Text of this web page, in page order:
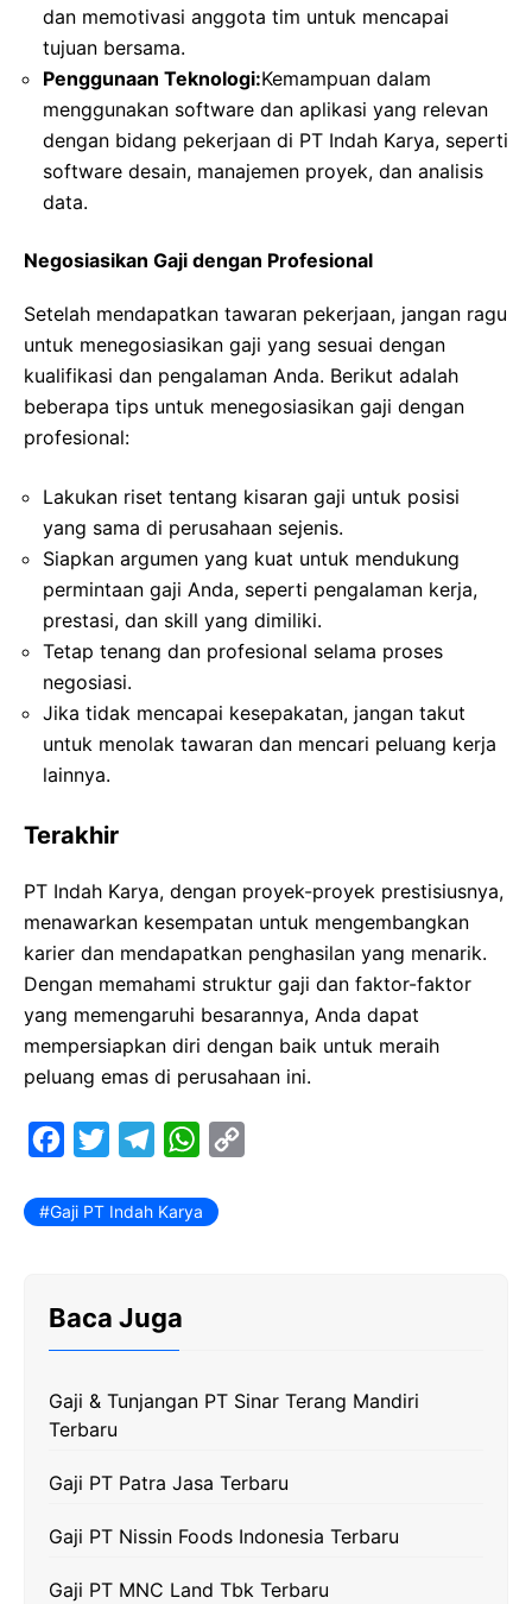
dan memotivasi anggota tim untuk mencapai
tujuan bersama.
Penggunaan Teknologi:Kemampuan dalam
menggunakan software dan aplikasi yang relevan
dengan bidang pekerjaan di PT Indah Karya, seperti
software desain, manajemen proyek, dan analisis
data.
Negosiasikan Gaji dengan Profesional
Setelah mendapatkan tawaran pekerjaan, jangan ragu
untuk menegosiasikan gaji yang sesuai dengan
kualifikasi dan pengalaman Anda. Berikut adalah
beberapa tips untuk menegosiasikan gaji dengan
profesional:
Lakukan riset tentang kisaran gaji untuk posisi
yang sama di perusahaan sejenis.
Siapkan argumen yang kuat untuk mendukung
permintaan gaji Anda, seperti pengalaman kerja,
prestasi, dan skill yang dimiliki.
Tetap tenang dan profesional selama proses
negosiasi.
Jika tidak mencapai kesepakatan, jangan takut
untuk menolak tawaran dan mencari peluang kerja
lainnya.
Terakhir
PT Indah Karya, dengan proyek-proyek prestisiusnya,
menawarkan kesempatan untuk mengembangkan
karier dan mendapatkan penghasilan yang menarik.
Dengan memahami struktur gaji dan faktor-faktor
yang memengaruhi besarannya, Anda dapat
mempersiapkan diri dengan baik untuk meraih
peluang emas di perusahaan ini.
c
o
o
i
e
r
r
a
W
a
p
k
Gaji PT Indah Karya
Baca Juga
Gaji & Tunjangan PT Sinar Terang Mandiri
Terbaru
Gaji PT Patra Jasa Terbaru
Gaji PT Nissin Foods Indonesia Terbaru
Gaji PT MNC Land Tbk Terbaru